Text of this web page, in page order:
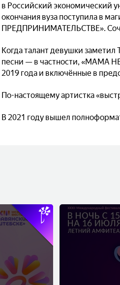
в Российский экономический
окончания вуза поступила в
ПРЕДПРИНИМАТЕЛЬСТВЕ».
Когда талант девушки
песни — в частности, «МАМА
2019 года и включённые в
По-настоящему артистка
В 2021 году вышел